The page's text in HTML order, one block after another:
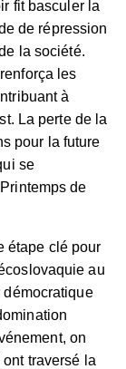
fit basculer la
de répression
la société.
les
à
La perte de la
pour la future
se
de
étape clé pour
au
démocratique
on
traversé la